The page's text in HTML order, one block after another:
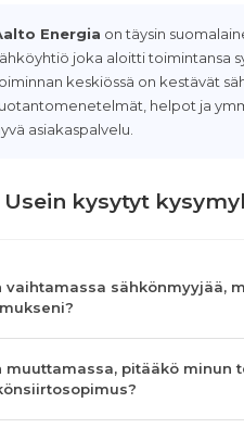
Energia on täysin
joka aloitti toimintansa
keskiössä on kestävät
helpot ja
asiakaspalvelu.
Usein kysytyt
vaihtamassa sähkönmyyjää,
muuttamassa, pitääkö minun